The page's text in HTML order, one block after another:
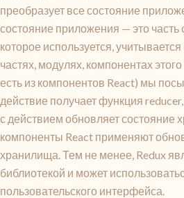
преобразует все состояние
состояние приложения — это
которое используется,
частях, модулях, компонентах
есть из компонентов React) мы
действие получает функция
с действием обновляет состояние
компоненты React применяют
хранилища. Тем не менее, Redux
библиотекой и может
пользовательского интерфейса.